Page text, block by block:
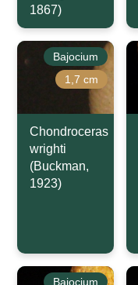
1867)
Bajocium
1,7 cm
Chondroceras
wrighti
(Buckman,
1923)
Bajocium